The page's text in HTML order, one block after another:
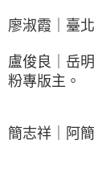
廖淑霞｜臺
盧俊良｜岳
粉專版主。
簡志祥｜阿